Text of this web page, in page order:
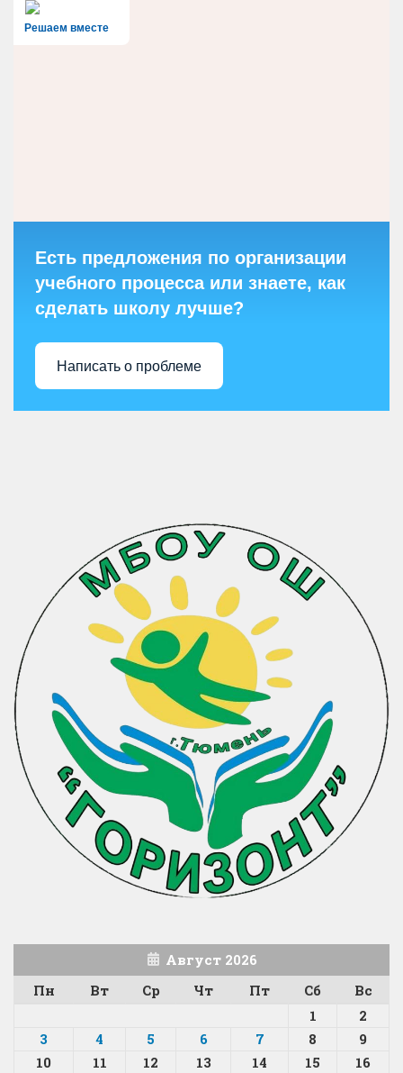
Решаем вместе
Есть предложения по организации
учебного процесса или знаете, как
сделать школу лучше?
Написать о проблеме
Август 2026
Пн
Вт Ср Чт Пт Сб
Вс
1
2
3
4 5 6 7 8
9
10
11 12 13 14 15
16